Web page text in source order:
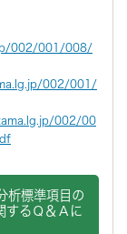
002/001/008/
002/001/
002/00
析標準項目の
するＱ＆Ａに